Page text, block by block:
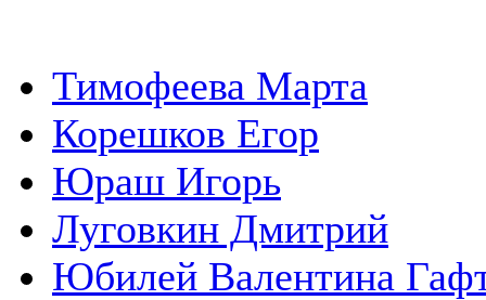
Тимофеева Марта
Корешков Егор
Юраш Игорь
Луговкин Дмитрий
Юбилей Валентина